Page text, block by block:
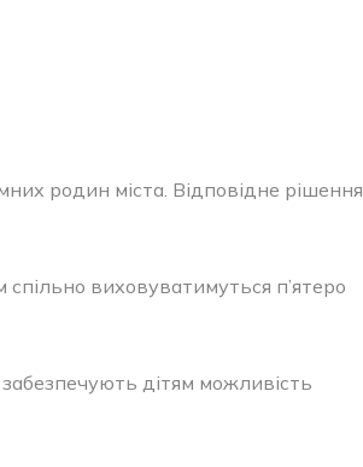
родин міста. Відповідне рішення
виховуватимуться п’ятеро
дітям можливість